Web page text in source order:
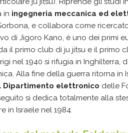
in ingegneria meccanica ed
e collabora come
di Jigoro Kano, è uno dei primi
il primo club di ju jitsu e il primo
nel 1940 si rifugia in Inghilterra,
Alla fine della guerra ritorna in
Dipartimento elettronico delle
si dedica totalmente alla
in Israele nel 1984.